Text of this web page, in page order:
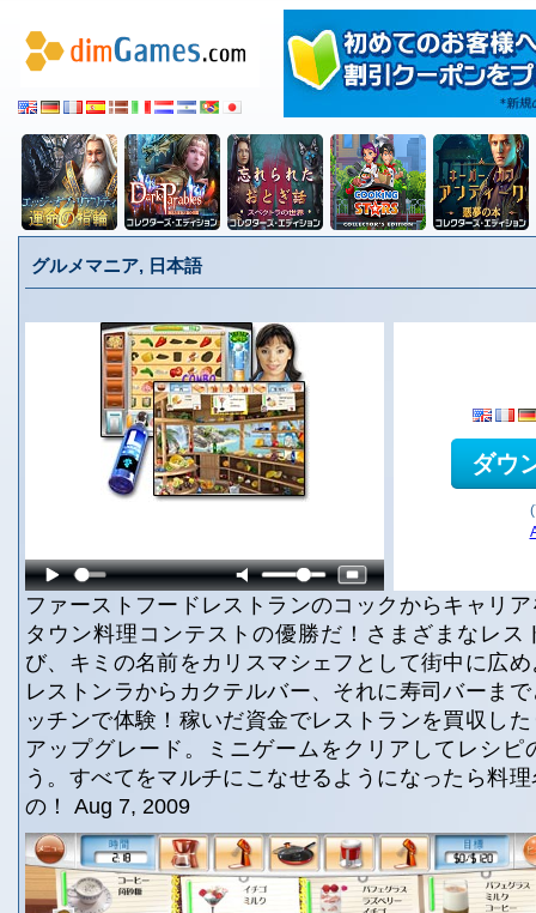
グルメマニア, 日本語
ダウ
ファーストフードレストランのコックからキャリ
タウン料理コンテストの優勝だ！さまざまなレス
び、キミの名前をカリスマシェフとして街中に広
レストンラからカクテルバー、それに寿司バーま
ッチンで体験！稼いだ資金でレストランを買収し
アップグレード。ミニゲームをクリアしてレシピ
う。すべてをマルチにこなせるようになったら料
の！ Aug 7, 2009